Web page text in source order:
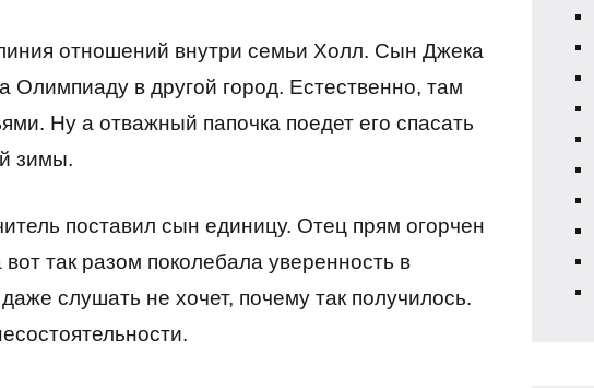
отношений внутри семьи Холл. Сын Джека
Олимпиаду в другой город. Естественно, там
Ну а отважный папочка поедет его спасать
зимы.
поставил сын единицу. Отец прям огорчен
так разом поколебала уверенность в
слушать не хочет, почему так получилось.